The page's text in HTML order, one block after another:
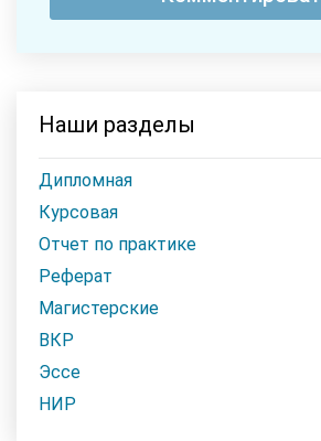
Наши разделы
Дипломная
Курсовая
Отчет по практике
Реферат
Магистерские
ВКР
Эссе
НИР